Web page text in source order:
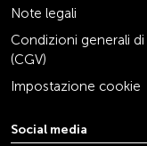
Note legali
Condizioni generali di
(CGV)
Impostazione cookie
Social media